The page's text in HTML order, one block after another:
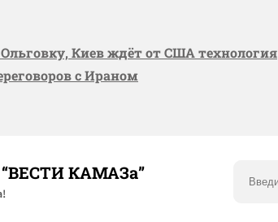
Киев ждёт от США технология
с Ираном
КАМАЗа”